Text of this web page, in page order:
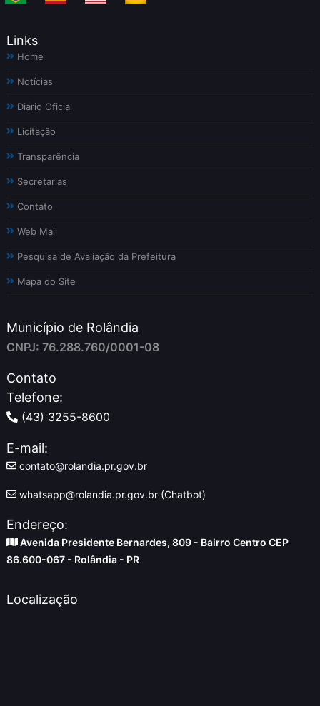
Links
Home
Notícias
Diário Oficial
Licitação
Transparência
Secretarias
Contato
Web Mail
Pesquisa de Avaliação da Prefeitura
Mapa do Site
Município de Rolândia
CNPJ: 76.288.760/0001-08
Contato
Telefone:
(43) 3255-8600
E-mail:
contato@rolandia.pr.gov.br
whatsapp@rolandia.pr.gov.br (Chatbot)
Endereço:
Avenida Presidente Bernardes, 809 - Bairro Centro CEP
86.600-067 - Rolândia - PR
Localização